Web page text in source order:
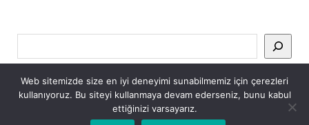
Web sitemizde size en iyi deneyimi sunabilmemiz için çerezleri
kullanıyoruz. Bu siteyi kullanmaya devam ederseniz, bunu kabul
ettiğinizi varsayarız.